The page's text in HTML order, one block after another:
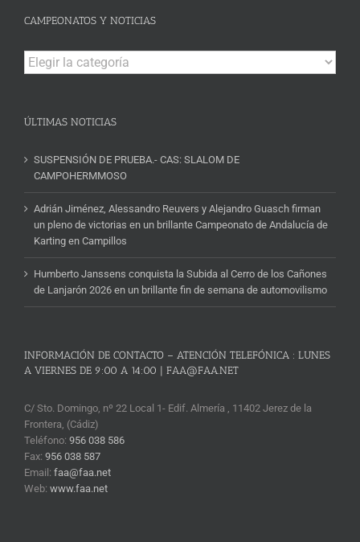
CAMPEONATOS Y NOTICIAS
Campeonatos
y
ÚLTIMAS NOTICIAS
SUSPENSIÓN DE PRUEBA.- CAS: SLALOM DE
CAMPOHERMMOSO
Adrián Jiménez, Alessandro Reuvers y Alejandro Guasch firman
un pleno de victorias en un brillante Campeonato de Andalucía de
Karting en Campillos
Humberto Janssens conquista la Subida al Cerro de los Cañones
de Lanjarón 2026 en un brillante fin de semana de automovilismo
INFORMACIÓN DE CONTACTO – ATENCIÓN TELEFÓNICA : LUNES
A VIERNES DE 9:00 A 14:00 | FAA@FAA.NET
C/ Sto. Domingo, nº 22 Local 1- Edif. Almería , 11402 Jerez de la
Frontera, (Cádiz)
Teléfono: 956 038 586
Fax: 956 038 587
Email: faa@faa.net
Web: www.faa.net